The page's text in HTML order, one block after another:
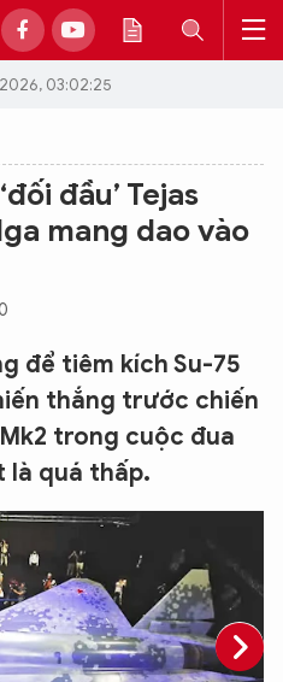
03:02:25
đầu’ Tejas
mang dao vào
để tiêm kích Su-75
thắng trước chiến
trong cuộc đua
là quá thấp.